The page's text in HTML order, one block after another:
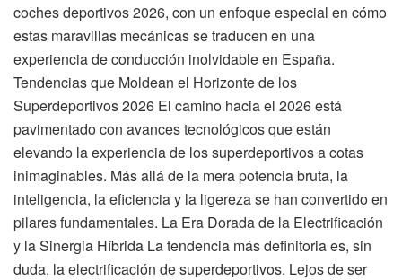
coches deportivos 2026, con un enfoque especial en cómo
estas maravillas mecánicas se traducen en una
experiencia de conducción inolvidable en España.
Tendencias que Moldean el Horizonte de los
Superdeportivos 2026 El camino hacia el 2026 está
pavimentado con avances tecnológicos que están
elevando la experiencia de los superdeportivos a cotas
inimaginables. Más allá de la mera potencia bruta, la
inteligencia, la eficiencia y la ligereza se han convertido en
pilares fundamentales. La Era Dorada de la Electrificación
y la Sinergia Híbrida La tendencia más definitoria es, sin
duda, la electrificación de superdeportivos. Lejos de ser